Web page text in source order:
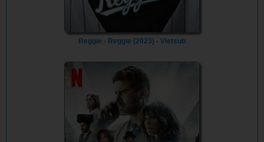
Reggie - Reggie (2023) - Vietsub